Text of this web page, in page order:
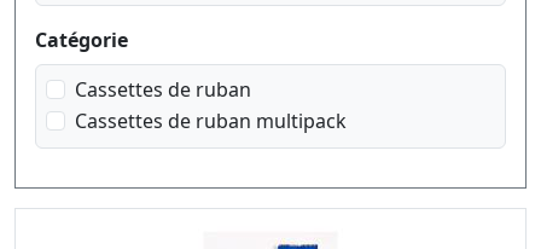
Catégorie
Cassettes de ruban
Cassettes de ruban multipack